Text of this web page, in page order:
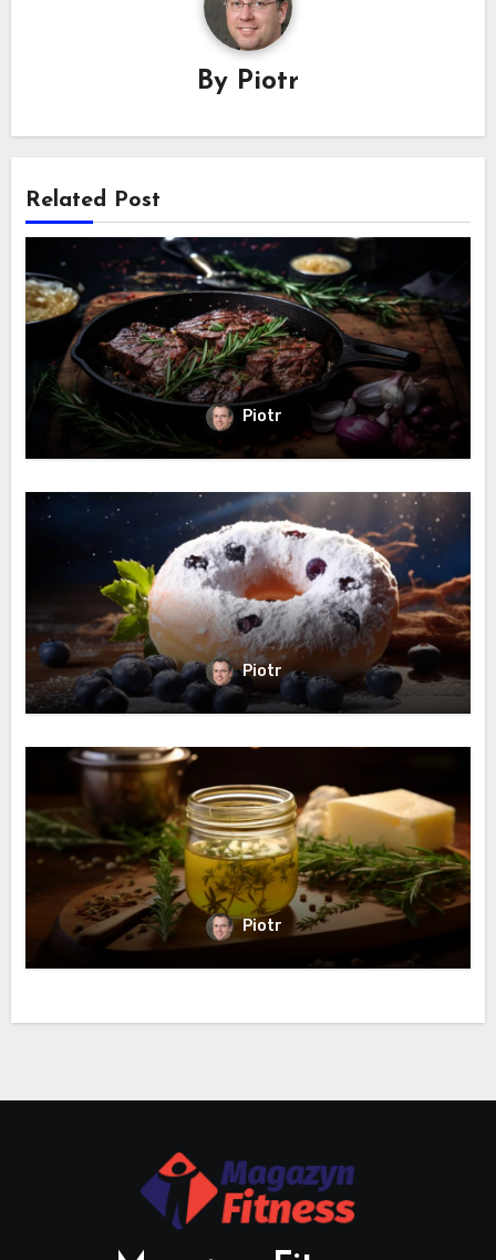
By Piotr
Related Post
Piotr
Piotr
Piotr